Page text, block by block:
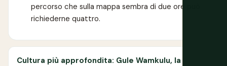
percorso che sulla mappa sembra di due ore può
richiederne quattro.
Cultura più approfondita: Gule Wamkulu, la